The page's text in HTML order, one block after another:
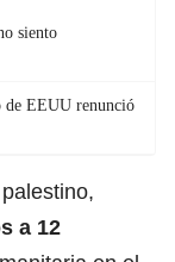
siento
de EEUU renunció
a 12